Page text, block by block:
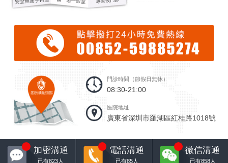
門診時間（節假日無休）
08:30-21:00
医院地址
廣東省深圳市羅湖區紅桂路1018號
加密溝通
已有823 人
電話溝通
已有85人
微信溝通
已有858人